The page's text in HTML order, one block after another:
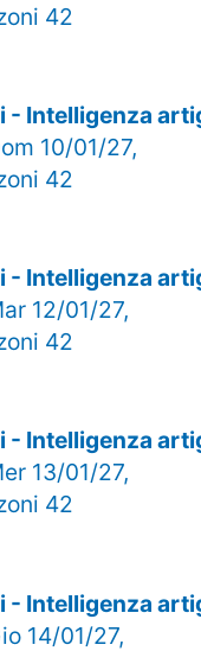
42
- Intelligenza
10/01/27,
42
- Intelligenza
12/01/27,
42
- Intelligenza
13/01/27,
42
- Intelligenza
14/01/27,